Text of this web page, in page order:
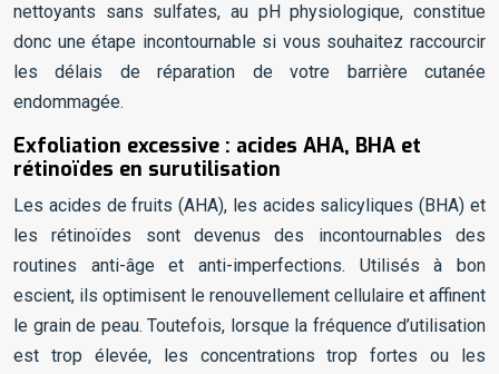
nettoyants sans sulfates, au pH physiologique, constitue
donc une étape incontournable si vous souhaitez raccourcir
les délais de réparation de votre barrière cutanée
endommagée.
Exfoliation excessive : acides AHA, BHA et
rétinoïdes en surutilisation
Les acides de fruits (AHA), les acides salicyliques (BHA) et
les rétinoïdes sont devenus des incontournables des
routines anti-âge et anti-imperfections. Utilisés à bon
escient, ils optimisent le renouvellement cellulaire et affinent
le grain de peau. Toutefois, lorsque la fréquence d’utilisation
est trop élevée, les concentrations trop fortes ou les